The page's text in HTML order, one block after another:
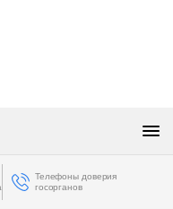
Телефоны доверия
госорганов